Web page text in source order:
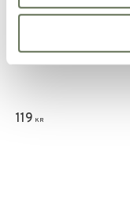
Mil-Tec Ryggsäck
Tysk Vinter
119 KR